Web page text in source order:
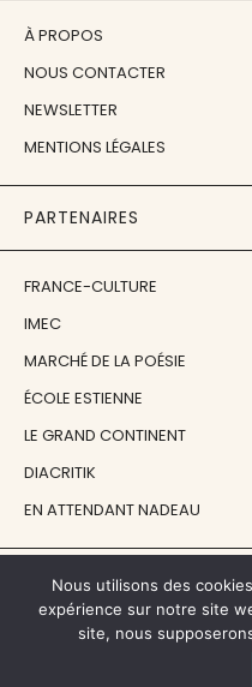
À PROPOS
NOUS CONTACTER
NEWSLETTER
MENTIONS LÉGALES
PARTENAIRES
FRANCE-CULTURE
IMEC
MARCHÉ DE LA POÉSIE
ÉCOLE ESTIENNE
LE GRAND CONTINENT
DIACRITIK
EN ATTENDANT NADEAU
NOS SOUTIENS
CENTRE NATIONAL DU LIVRE
Nous utilisons des
expérience sur notre site
site, nous